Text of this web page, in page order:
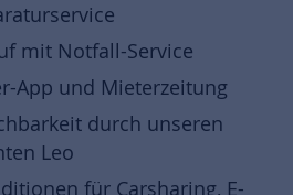
mit Notfall-Service
App und Mieterzeitung
durch unseren
Leo
für Carsharing, E-